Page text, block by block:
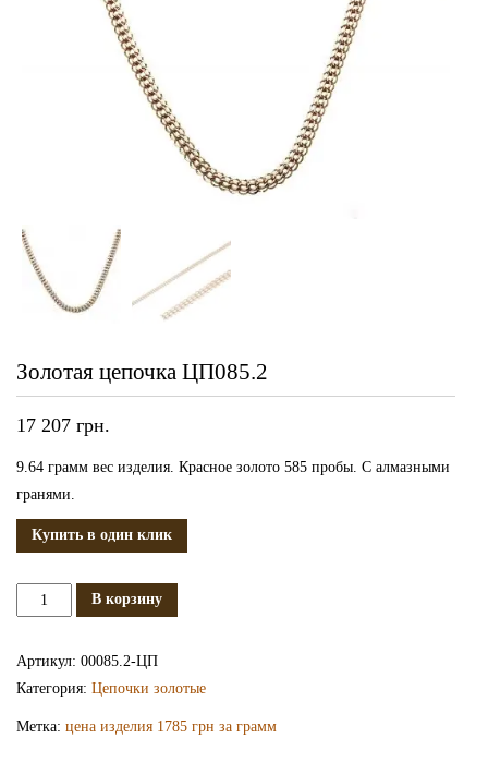
Золотая цепочка ЦП085.2
17 207 грн.
9.64 грамм вес изделия. Красное золото 585 пробы. С алмазными
гранями.
Купить в один клик
КоличествоВ корзину
Артикул: 00085.2-ЦП
Категория: Цепочки золотые
Метка: цена изделия 1785 грн за грамм